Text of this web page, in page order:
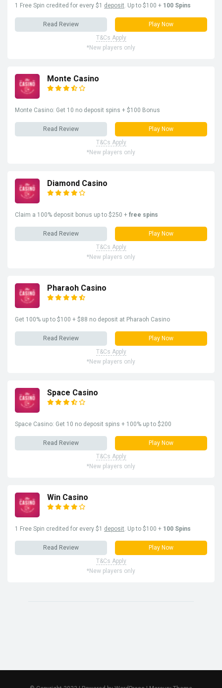
1 Free Spin credited for every $1 deposit. Up to $100 + 100 Spins
Read Review
Play Now
T&Cs Apply
*New players only
Monte Casino
Monte Casino: Get 10 no deposit spins + $100 Bonus
Read Review
Play Now
T&Cs Apply
*New players only
Diamond Casino
Claim a 100% deposit bonus up to $250 + free spins
Read Review
Play Now
T&Cs Apply
*New players only
Pharaoh Casino
Get 100% up to $100 + $88 no deposit at Pharaoh Casino
Read Review
Play Now
T&Cs Apply
*New players only
Space Casino
Space Casino: Get 10 no deposit spins + 100% up to $200
Read Review
Play Now
T&Cs Apply
*New players only
Win Casino
1 Free Spin credited for every $1 deposit. Up to $100 + 100 Spins
Read Review
Play Now
T&Cs Apply
*New players only